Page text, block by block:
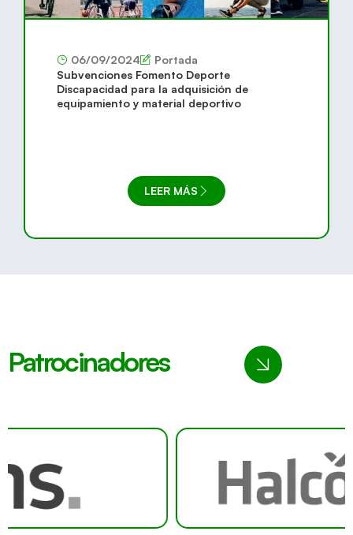
06/09/2024
Portada
Subvenciones Fomento Deporte
Discapacidad para la adquisición de
equipamiento y material deportivo
LEER MÁS
Patrocinadores